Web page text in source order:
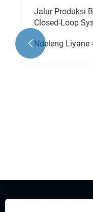
Breaking New
